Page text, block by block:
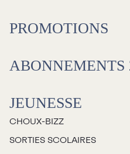
La FameUSe
espaces
Loggias
PROMOTIONS
ABONNEMENTS
JEUNESSE
CHOUX-BIZZ
SORTIES SCOLAIRES